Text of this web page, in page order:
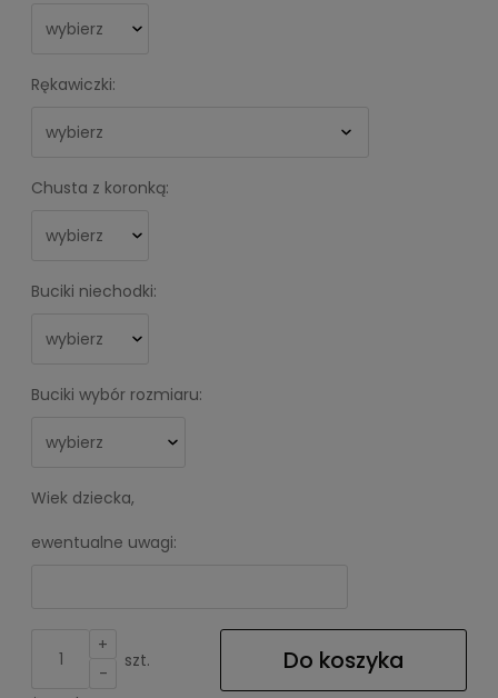
Rękawiczki:
Chusta z koronką:
Buciki niechodki:
Buciki wybór rozmiaru:
Wiek dziecka,
ewentualne uwagi:
+
-
szt. Do koszyka